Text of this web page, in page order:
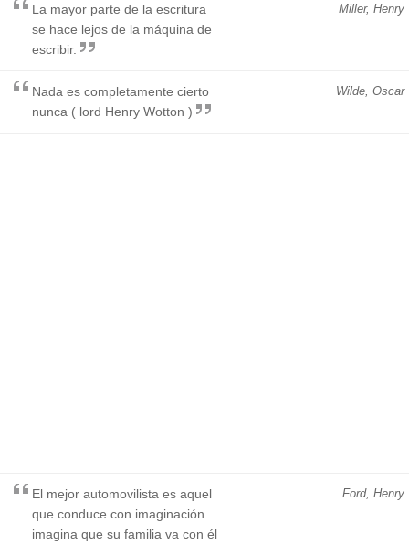
Miller, Henry
La mayor parte de la escritura
se hace lejos de la máquina de
escribir.
Wilde, Oscar
Nada es completamente cierto
nunca ( lord Henry Wotton )
Ford, Henry
El mejor automovilista es aquel
que conduce con imaginación...
imagina que su familia va con él